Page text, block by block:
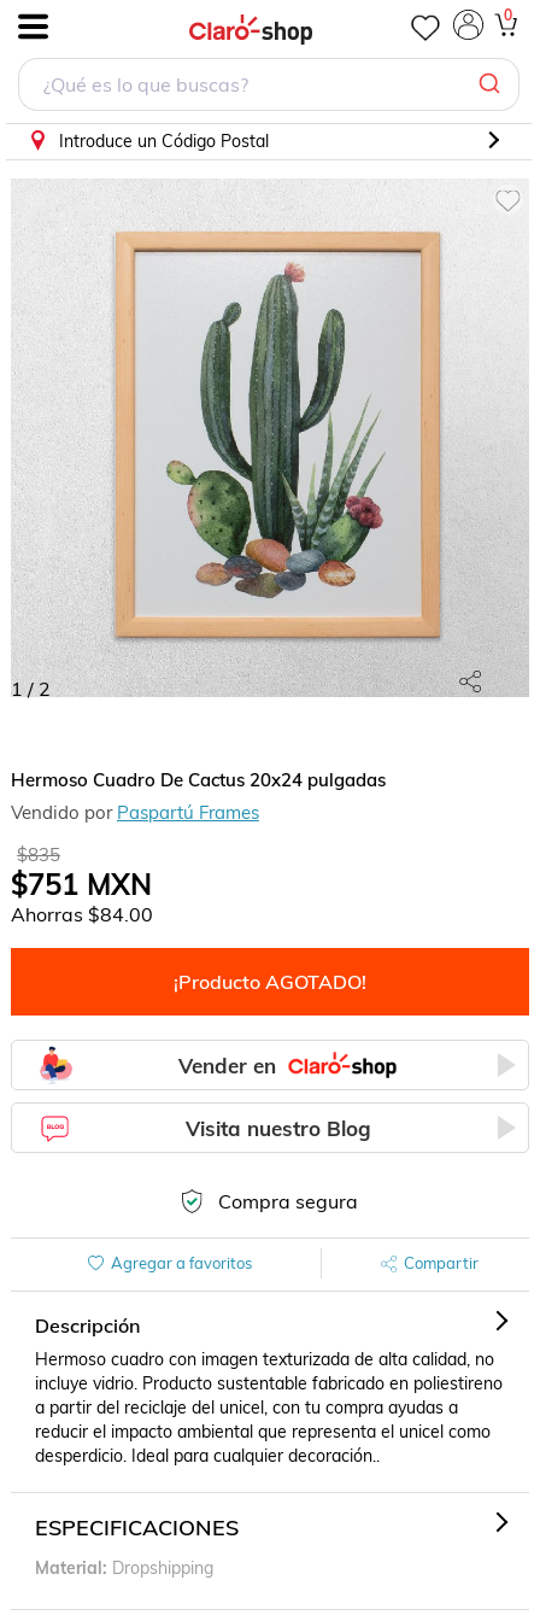
0
Introduce un Código Postal
1/ 2
Hermoso Cuadro De Cactus 20x24 pulgadas
Vendido por Paspartú Frames
$835
$751MXN
Ahorras $84.00
¡Producto AGOTADO!
Vender en
Visita nuestro Blog
Compra segura
Agregar a favoritos Compartir
Descripción
Hermoso cuadro con imagen texturizada de alta calidad, no
incluye vidrio. Producto sustentable fabricado en poliestireno
a partir del reciclaje del unicel, con tu compra ayudas a
reducir el impacto ambiental que representa el unicel como
desperdicio. Ideal para cualquier decoración..
ESPECIFICACIONES
Material Dropshipping